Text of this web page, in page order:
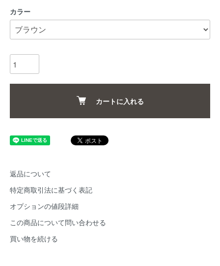
カラー
カートに入れる
返品について
特定商取引法に基づく表記
オプションの値段詳細
この商品について問い合わせる
買い物を続ける